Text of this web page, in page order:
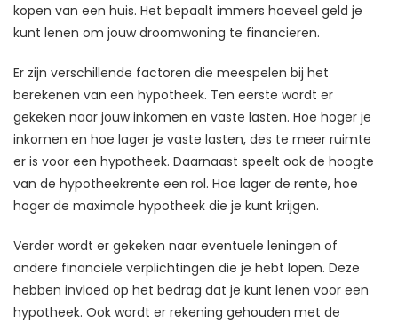
kopen van een huis. Het bepaalt immers hoeveel geld je
kunt lenen om jouw droomwoning te financieren.
Er zijn verschillende factoren die meespelen bij het
berekenen van een hypotheek. Ten eerste wordt er
gekeken naar jouw inkomen en vaste lasten. Hoe hoger je
inkomen en hoe lager je vaste lasten, des te meer ruimte
er is voor een hypotheek. Daarnaast speelt ook de hoogte
van de hypotheekrente een rol. Hoe lager de rente, hoe
hoger de maximale hypotheek die je kunt krijgen.
Verder wordt er gekeken naar eventuele leningen of
andere financiële verplichtingen die je hebt lopen. Deze
hebben invloed op het bedrag dat je kunt lenen voor een
hypotheek. Ook wordt er rekening gehouden met de